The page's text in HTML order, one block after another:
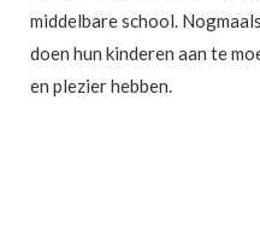
middelbare school.
doen hun kinderen aan te
en plezier hebben.